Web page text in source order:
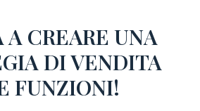
A CREARE UNA
DI VENDITA
FUNZIONI!